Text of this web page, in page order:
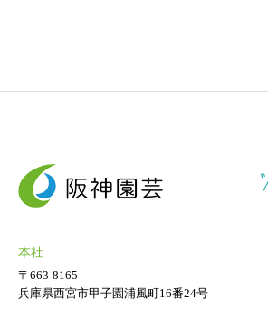
本社
〒663-8165
兵庫県西宮市甲子園浦風町16番24号